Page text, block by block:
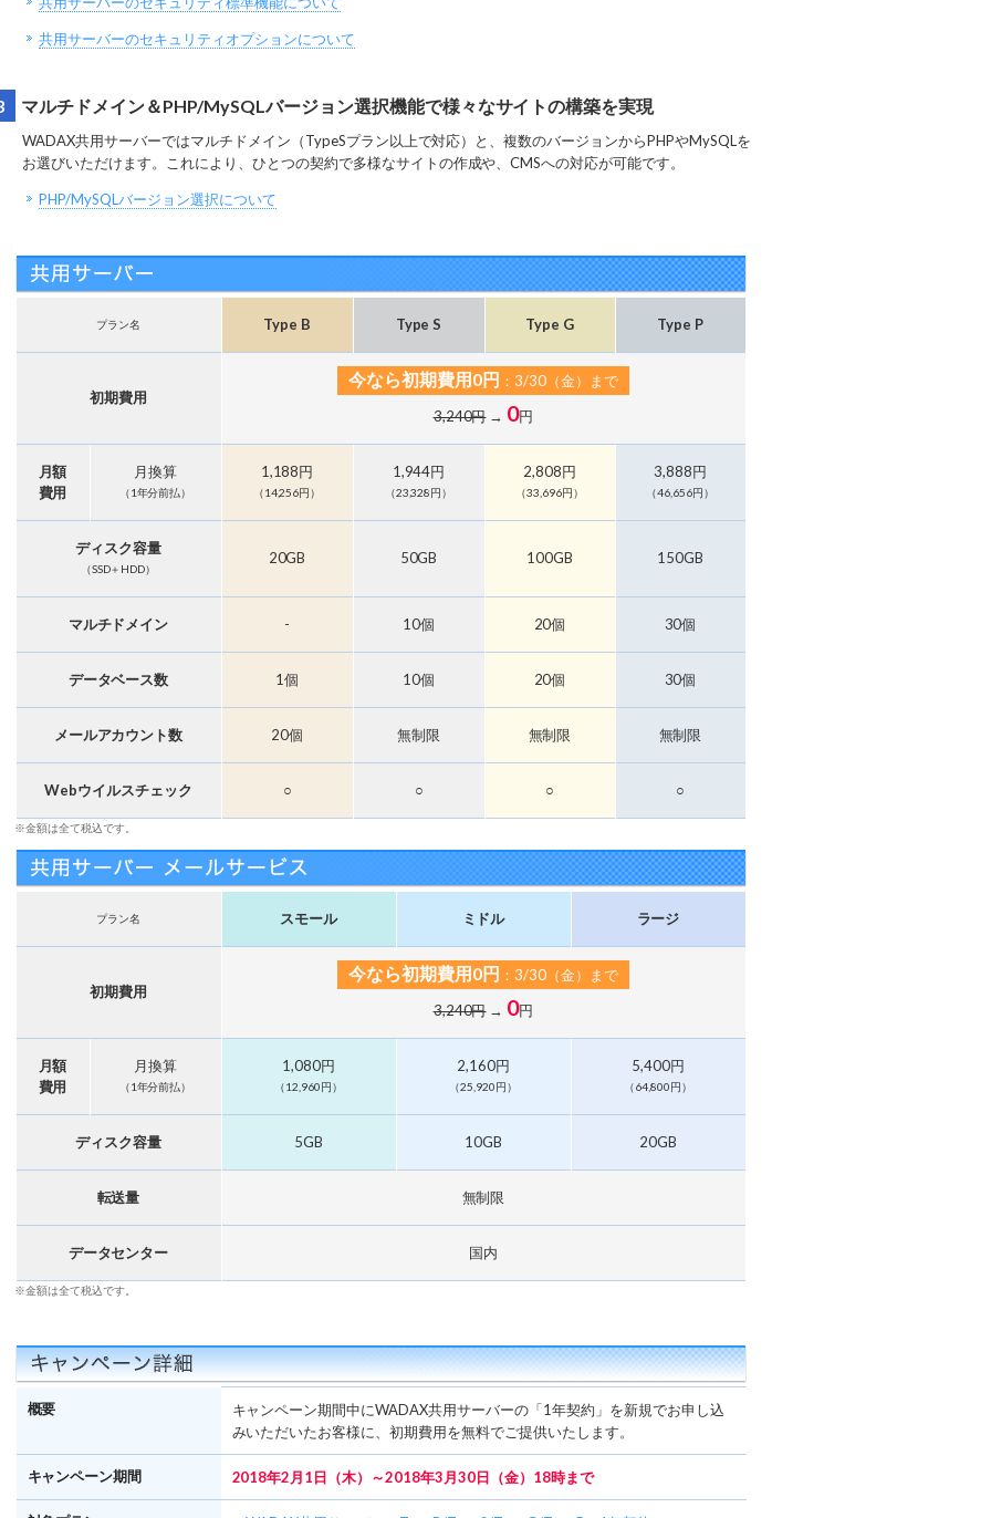
共用サーバーのセキュリティオプションについて
マルチドメイン＆PHP/MySQLバージョン選択機能で様々なサイトの構築を実現
WADAX共用サーバーではマルチドメイン（TypeSプラン以上で対応）と、複数のバージョンからPHPやMySQLを
お選びいただけます。これにより、ひとつの契約で多様なサイトの作成や、CMSへの対応が可能です。
PHP/MySQLバージョン選択について
プラン名 Type B Type S Type G Type P
初期費用
今なら初期費用0円 ：3/30（金）まで
3,240円→ 0円
月額
費用
月換算
（1年分前払）
1,188円
（14,256円）
1,944円
（23,328円）
2,808円
（33,696円）
3,888円
（46,656円）
ディスク容量
（SSD＋HDD）
20GB 50GB 100GB 150GB
マルチドメイン - 10個 20個 30個
データベース数 1個 10個 20個 30個
メールアカウント数 20個 無制限 無制限 無制限
Webウイルスチェック ○ ○ ○ ○
※金額は全て税込です。
プラン名 スモール ミドル ラージ
初期費用
今なら初期費用0円 ：3/30（金）まで
3,240円→ 0円
月額
費用
月換算
（1年分前払）
1,080円
（12,960円）
2,160円
（25,920円）
5,400円
（64,800円）
ディスク容量 5GB 10GB 20GB
転送量 無制限
データセンター 国内
※金額は全て税込です。
概要
キャンペーン期間中にWADAX共用サーバーの「1年契約」を新規でお申し込
みいただいたお客様に、初期費用を無料でご提供いたします。
キャンペーン期間 2018年2月1日（木）～2018年3月30日（金）18時まで